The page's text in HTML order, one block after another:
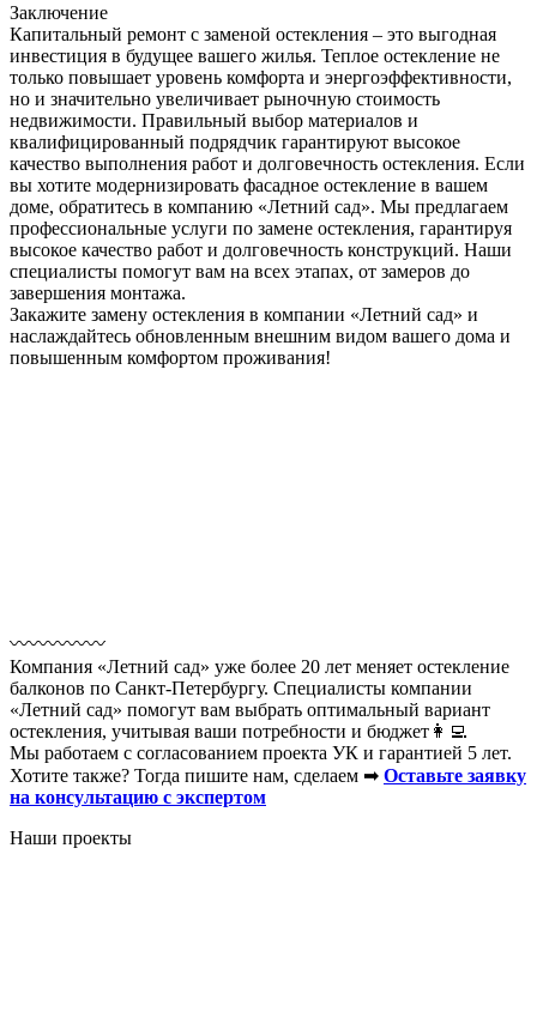
Заключение
Капитальный ремонт с заменой остекления – это выгодная
инвестиция в будущее вашего жилья. Теплое остекление не
только повышает уровень комфорта и энергоэффективности,
но и значительно увеличивает рыночную стоимость
недвижимости. Правильный выбор материалов и
квалифицированный подрядчик гарантируют высокое
качество выполнения работ и долговечность остекления. Если
вы хотите модернизировать фасадное остекление в вашем
доме, обратитесь в компанию «Летний сад». Мы предлагаем
профессиональные услуги по замене остекления, гарантируя
высокое качество работ и долговечность конструкций. Наши
специалисты помогут вам на всех этапах, от замеров до
завершения монтажа.
Закажите замену остекления в компании «Летний сад» и
наслаждайтесь обновленным внешним видом вашего дома и
повышенным комфортом проживания!
〰️〰️〰️〰️〰️
Компания «Летний сад» уже более 20 лет меняет остекление
балконов по Санкт-Петербургу. Специалисты компании
«Летний сад» помогут вам выбрать оптимальный вариант
остекления, учитывая ваши потребности и бюджет👩‍💻
Мы работаем с согласованием проекта УК и гарантией 5 лет.
Хотите также? Тогда пишите нам, сделаем ➡ Оставьте заявку
на консультацию с экспертом
Наши проекты